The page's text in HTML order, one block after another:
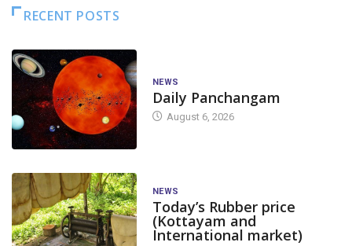
RECENT POSTS
NEWS
Daily Panchangam
August 6, 2026
NEWS
Today’s Rubber price
(Kottayam and
International market)